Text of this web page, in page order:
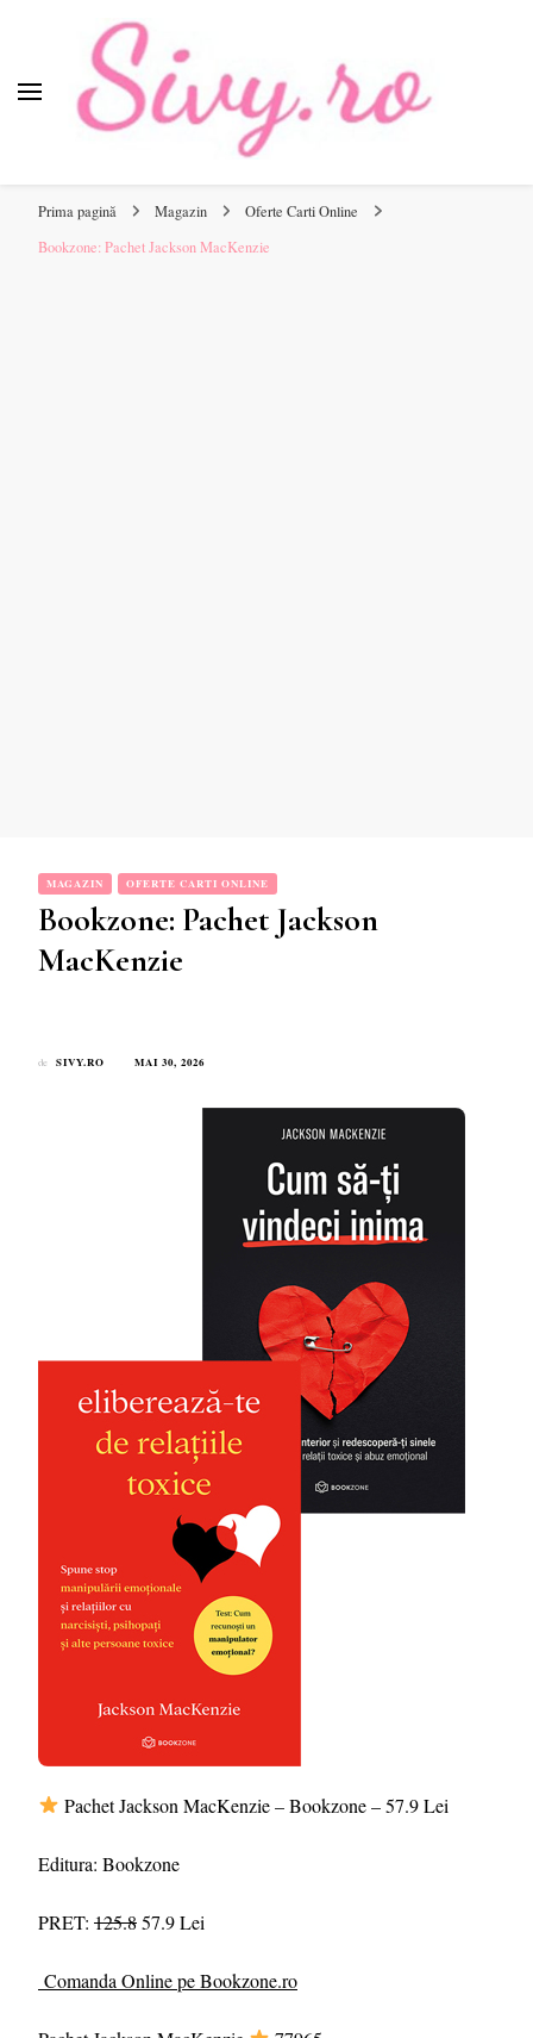
online pentru tine.
Prima pagină Magazin
Oferte Carti Online
Bookzone: Pachet Jackson MacKenzie
MAGAZIN OFERTE CARTI ONLINE
Bookzone: Pachet Jackson
MacKenzie
de SIVY.RO MAI 30, 2026
Pachet Jackson MacKenzie – Bookzone – 57.9 Lei
Editura: Bookzone
PRET: 125.857.9 Lei
Comanda Online pe Bookzone.ro